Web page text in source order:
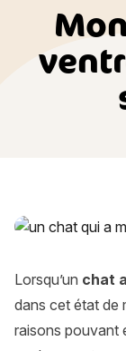
Mon chat a mal
Lorsqu’un chat
dans cet état de
raisons pouvant